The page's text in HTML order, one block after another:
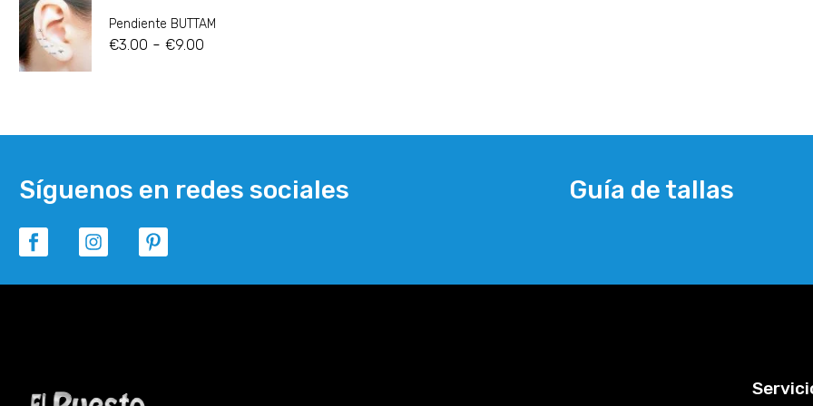
Pendiente BUTTAM
€3.00 - €9.00
Síguenos en redes sociales Guía de tallas